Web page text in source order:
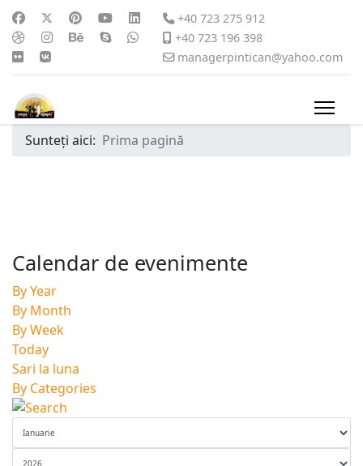
+40 723 275 912
+40 723 196 398
managerpintican@yahoo.com
Sunteți aici: Prima pagină
Calendar de evenimente
By Year
By Month
By Week
Today
Sari la luna
By Categories